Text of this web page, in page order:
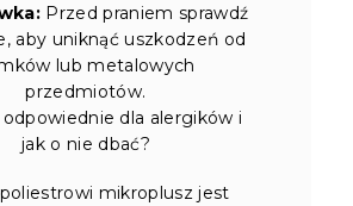
Przed praniem sprawdź
aby uniknąć uszkodzeń od
lub metalowych
przedmiotów.
dla alergików i
jak o nie dbać?
mikroplusz jest